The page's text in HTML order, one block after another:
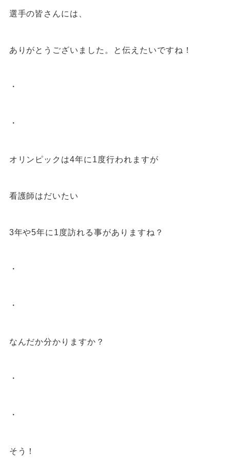
選手の皆さんには、
ありがとうございました。と伝えたいですね！
・
・
オリンピックは4年に 1 度行われますが
看護師はだいたい
3年や5年に 1 度訪れる事がありますね？
・
・
なんだか分かりますか？
・
・
そう！